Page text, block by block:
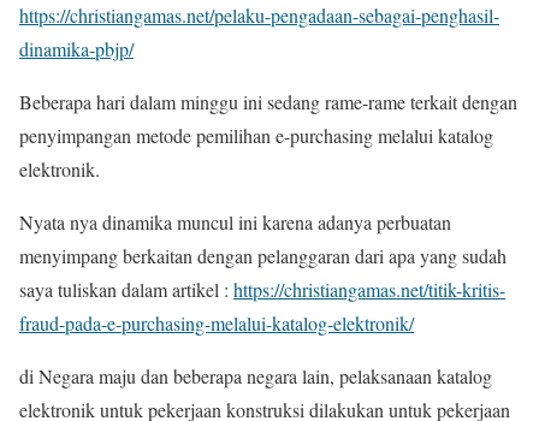
https://christiangamas.net/pelaku-pengadaan-sebagai-penghasil-
dinamika-pbjp/
Beberapa hari dalam minggu ini sedang rame-rame terkait dengan
penyimpangan metode pemilihan e-purchasing melalui katalog
elektronik.
Nyata nya dinamika muncul ini karena adanya perbuatan
menyimpang berkaitan dengan pelanggaran dari apa yang sudah
saya tuliskan dalam artikel : https://christiangamas.net/titik-kritis-
fraud-pada-e-purchasing-melalui-katalog-elektronik/
di Negara maju dan beberapa negara lain, pelaksanaan katalog
elektronik untuk pekerjaan konstruksi dilakukan untuk pekerjaan